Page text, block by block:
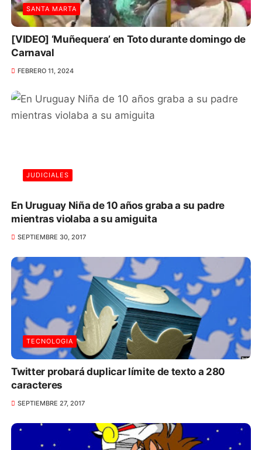
SANTA MARTA
[VIDEO] ‘Muñequera’ en Toto durante domingo de
Carnaval
FEBRERO 11, 2024
JUDICIALES
En Uruguay Niña de 10 años graba a su padre
mientras violaba a su amiguita
SEPTIEMBRE 30, 2017
TECNOLOGIA
Twitter probará duplicar límite de texto a 280
caracteres
SEPTIEMBRE 27, 2017